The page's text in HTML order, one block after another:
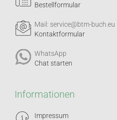
Bestellformular
Mail: service@btm-buch.eu
Kontaktformular
WhatsApp
Chat starten
Informationen
Impressum